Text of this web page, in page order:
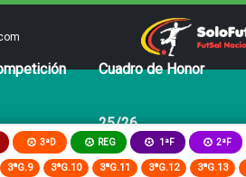
Cuadro de Honor
25/26
3ªD REG 1ªF 2ªF
3ªG.9 3ªG.10 3ªG.11 3ªG.12 3ªG.13